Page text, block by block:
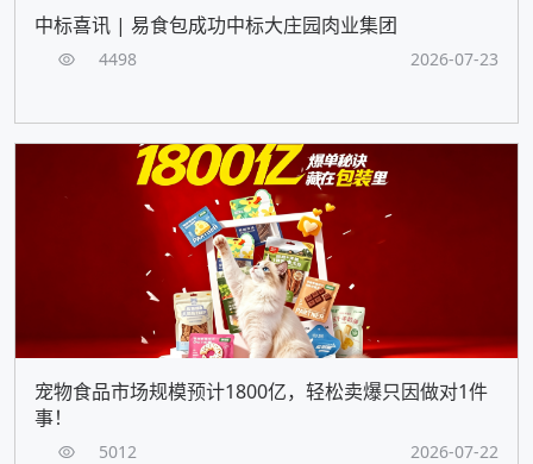
中标喜讯 | 易食包成功中标大庄园肉业集团
4498 2026-07-23
宠物食品市场规模预计1800亿，轻松卖爆只因做对1件
事！
5012 2026-07-22